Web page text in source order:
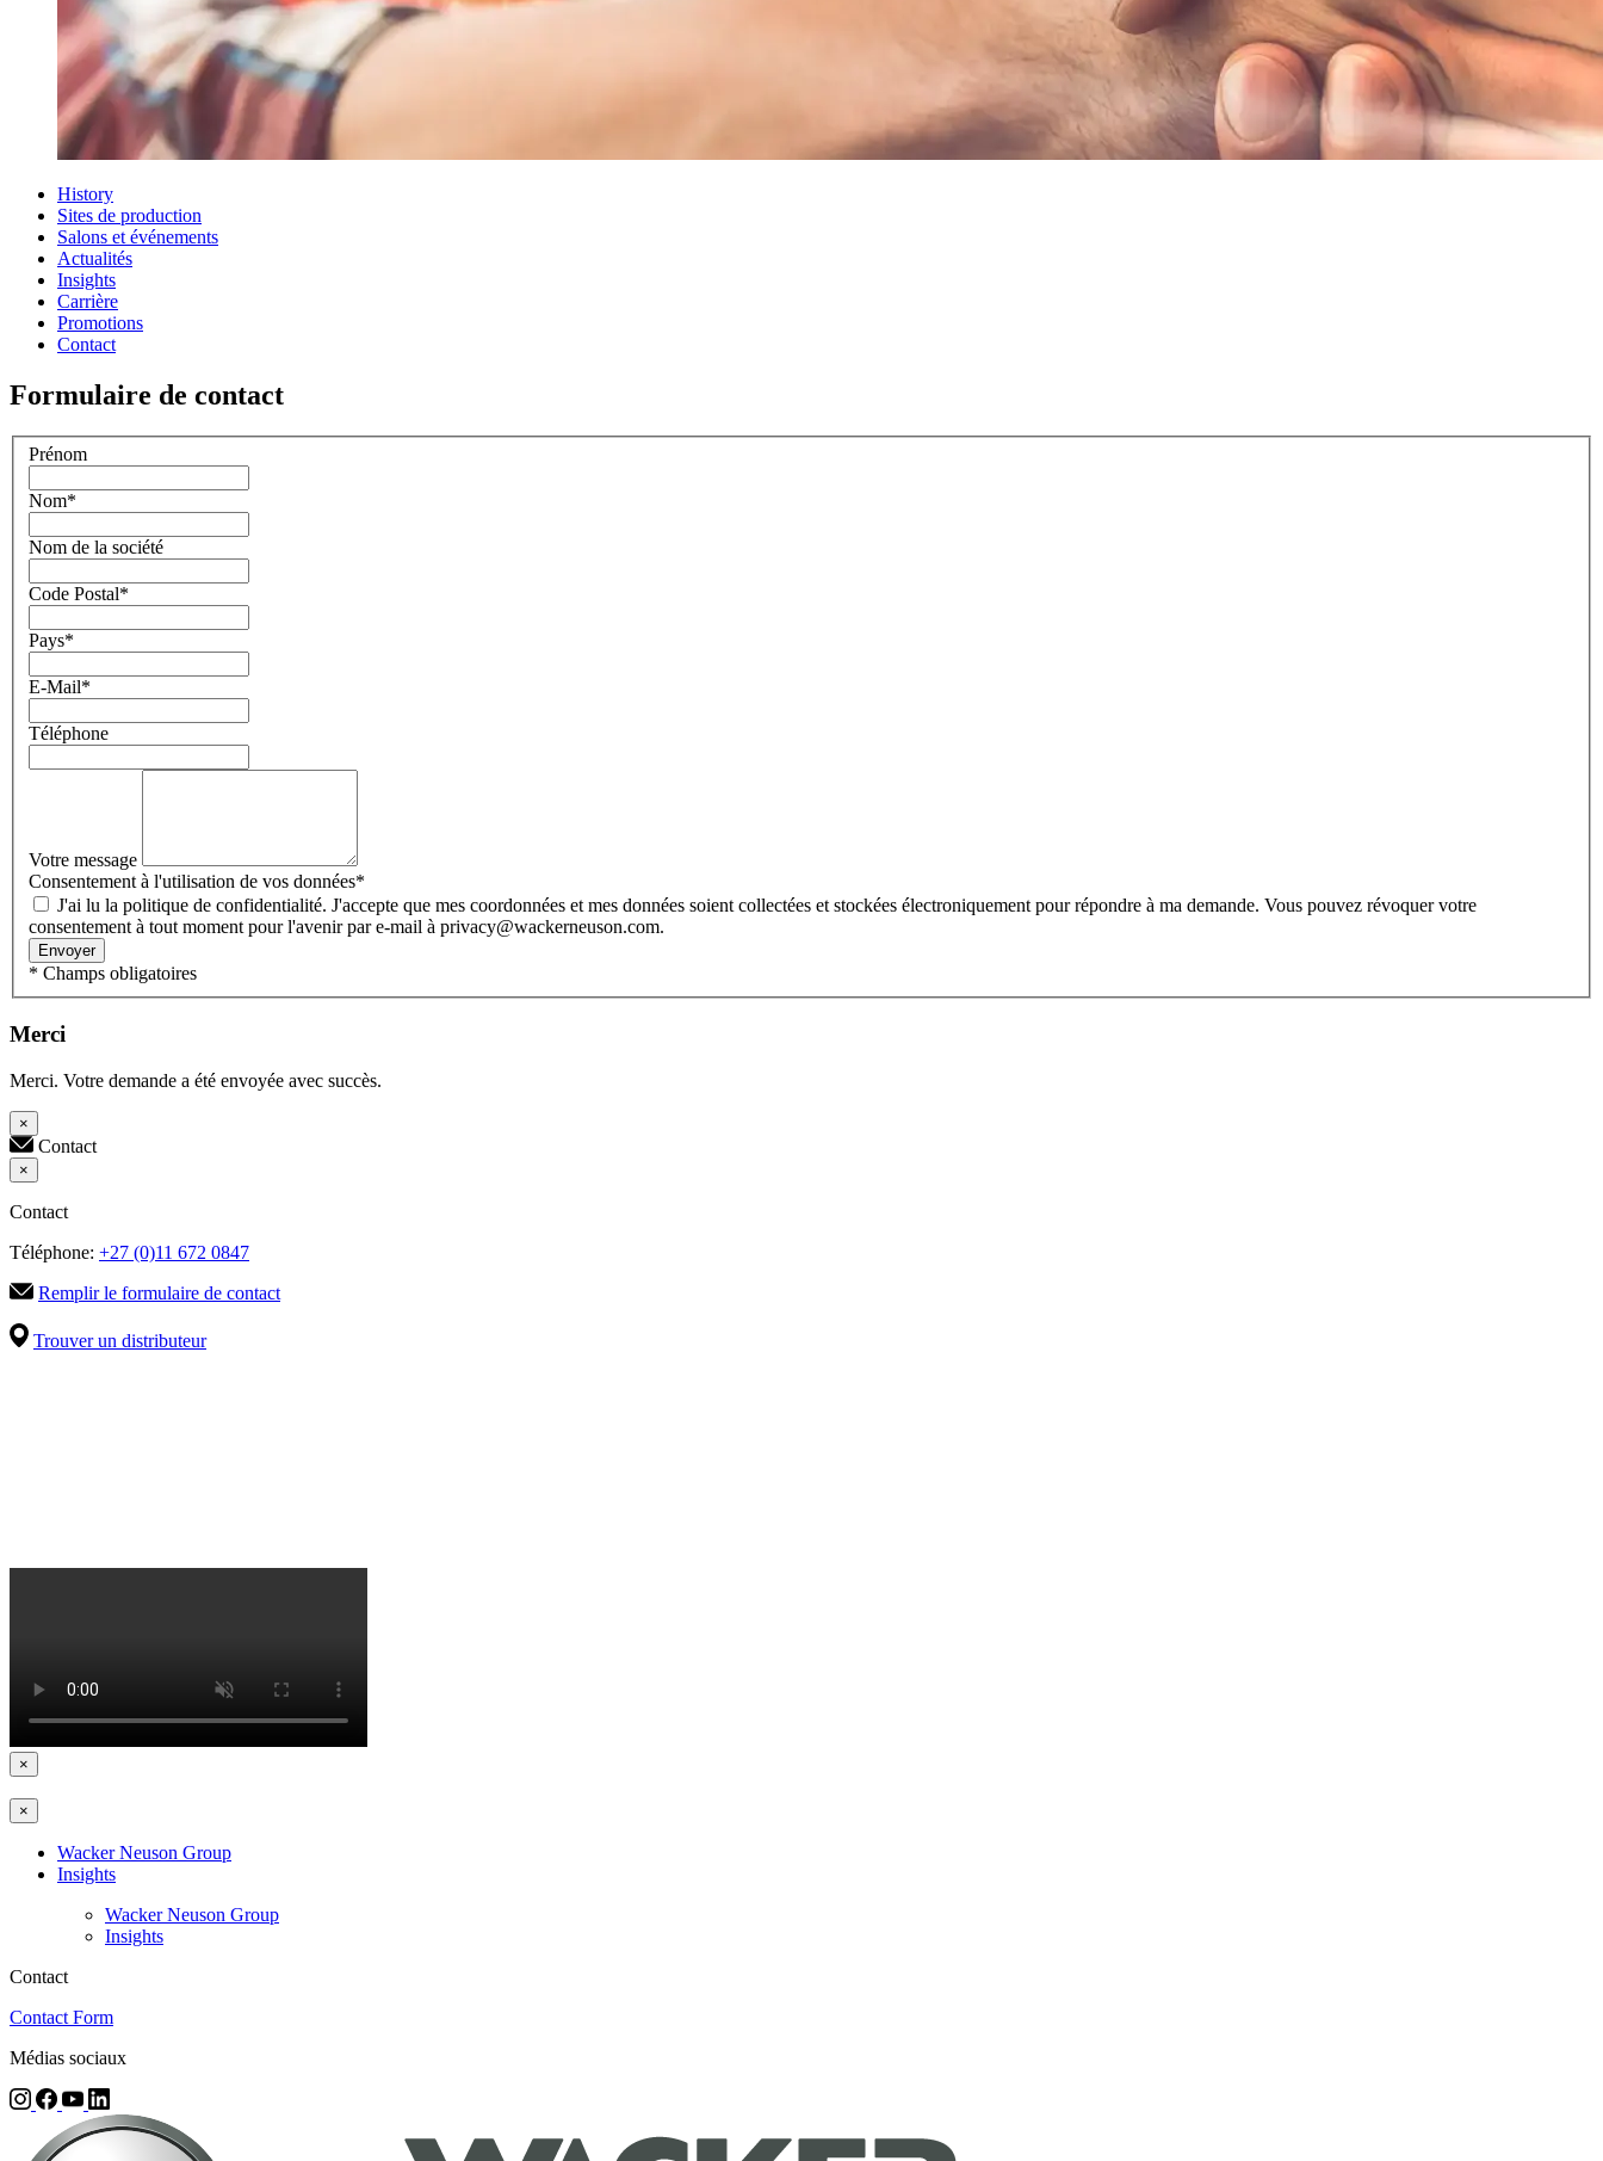
History
Sites de production
Salons et événements
Actualités
Insights
Carrière
Promotions
Contact
Formulaire de contact
Prénom
Nom*
Nom de la société
Code Postal*
Pays*
E-Mail*
Téléphone
Votre message
Consentement à l'utilisation de vos données*
consentement à tout moment pour l'avenir par e-mail à privacy@wackerneuson.com.
Envoyer
* Champs obligatoires
Merci
Merci. Votre demande a été envoyée avec succès.
×
Contact
×
Contact
Téléphone: +27 (0)11 672 0847
Remplir le formulaire de contact
Trouver un distributeur
×
×
Wacker Neuson Group
Insights
Wacker Neuson Group
Insights
Contact
Contact Form
Médias sociaux